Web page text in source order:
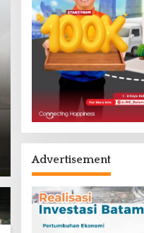
Advertisement